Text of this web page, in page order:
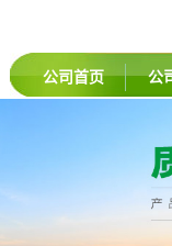
公司首页 公